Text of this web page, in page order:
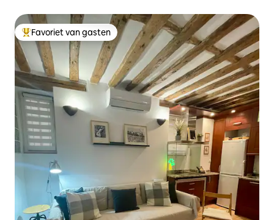
Topfavoriet van gasten
Favoriet van gasten